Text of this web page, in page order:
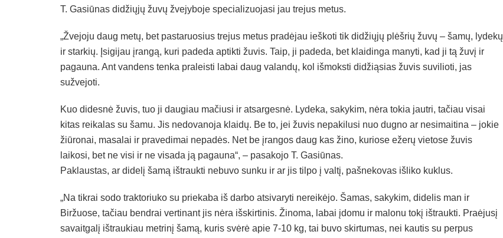
T. Gasiūnas didžiųjų žuvų žvejyboje specializuojasi jau trejus metus.
„Žvejoju daug metų, bet pastaruosius trejus metus pradėjau ieškoti tik didžiųjų plėšrių žuvų – šamų, lydekų
ir starkių. Įsigijau įrangą, kuri padeda aptikti žuvis. Taip, ji padeda, bet klaidinga manyti, kad ji tą žuvį ir
pagauna. Ant vandens tenka praleisti labai daug valandų, kol išmoksti didžiąsias žuvis suvilioti, jas
sužvejoti.
Kuo didesnė žuvis, tuo ji daugiau mačiusi ir atsargesnė. Lydeka, sakykim, nėra tokia jautri, tačiau visai
kitas reikalas su šamu. Jis nedovanoja klaidų. Be to, jei žuvis nepakilusi nuo dugno ar nesimaitina – jokie
žiūronai, masalai ir pravedimai nepadės. Net be įrangos daug kas žino, kuriose ežerų vietose žuvis
laikosi, bet ne visi ir ne visada ją pagauna“, – pasakojo T. Gasiūnas.
Paklaustas, ar didelį šamą ištraukti nebuvo sunku ir ar jis tilpo į valtį, pašnekovas išliko kuklus.
„Na tikrai sodo traktoriuko su priekaba iš darbo atsivaryti nereikėjo. Šamas, sakykim, didelis man ir
Biržuose, tačiau bendrai vertinant jis nėra išskirtinis. Žinoma, labai įdomu ir malonu tokį ištraukti. Praėjusį
savaitgalį ištraukiau metrinį šamą, kuris svėrė apie 7-10 kg, tai buvo skirtumas, nei kautis su perpus